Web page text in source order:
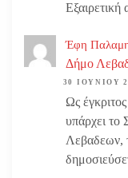
Έφη
Δήμο
30 ΙΟΥΝΊΟΥ
Ως
υπάρχει
Λεβαδεων,